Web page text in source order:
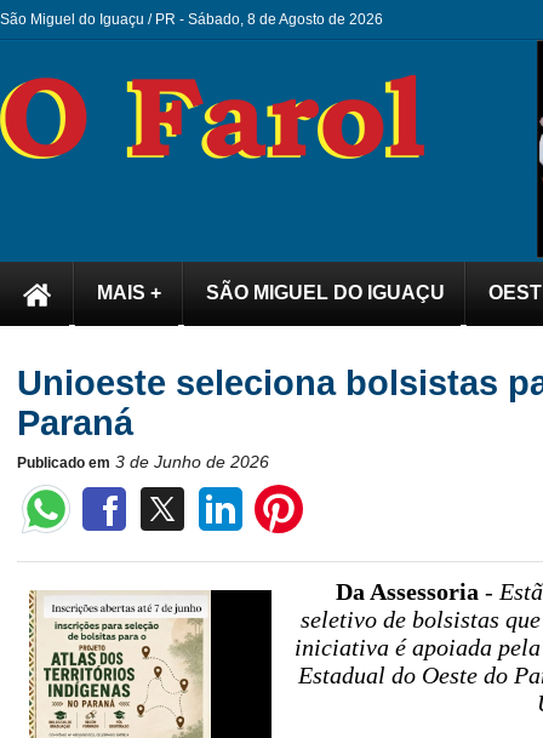
São Miguel do Iguaçu / PR - Sábado, 8 de Agosto de 2026
MAIS + SÃO MIGUEL DO IGUAÇU
Unioeste seleciona bolsistas
Paraná
Publicado em 3 de Junho de 2026
Da Assessoria -
seletivo de bolsistas
iniciativa é apoiada
Estadual do Oeste do